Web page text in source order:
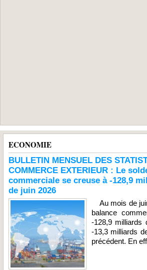
ECONOMIE
BULLETIN MENSUEL DES
COMMERCE EXTERIEUR : Le
commerciale se creuse à -128,9
de juin 2026
Au mois de
balance
-128,9 milliards
-13,3 milliards
précédent. En